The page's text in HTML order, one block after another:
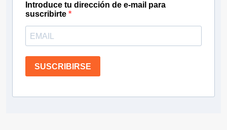
Introduce tu dirección de e-mail para
suscribirte
SUSCRIBIRSE